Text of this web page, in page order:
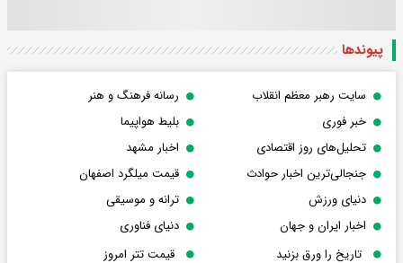
پیوندها
سایت رهبر معظم انقلاب
رسانه فرهنگ و هنر
خبر فوری
بلیط هواپیما
تحلیل‌های روز اقتصادی
اخبار مشهد
جنجالی‌ترین اخبار حوادث
قیمت میلگرد اصفهان
دنیای ورزش
ترانه و موسیقی
اخبار ایران و جهان
دنیای فناوری
تاریخ را ورق بزنید
قیمت تتر امروز